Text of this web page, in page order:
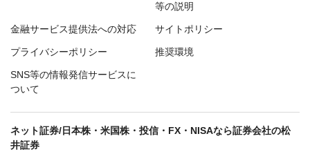
等の説明
金融サービス提供法への対応 サイトポリシー
プライバシーポリシー 推奨環境
SNS等の情報発信サービスに
ついて
ネット証券/日本株・米国株・投信・FX・NISAなら証券会社の松
井証券